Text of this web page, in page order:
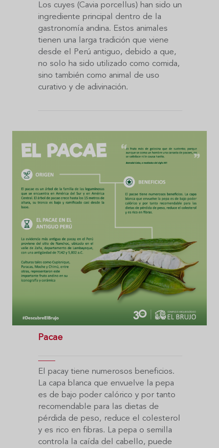
Los cuyes (Cavia porcellus) han sido un
ingrediente principal dentro de la
gastronomía andina. Estos animales
tienen una larga tradición que viene
desde el Perú antiguo, debido a que,
no solo ha sido utilizado como comida,
sino también como animal de uso
curativo y de adivinación.
Pacae
El pacay tiene numerosos beneficios.
La capa blanca que envuelve la pepa
es de bajo poder calórico y por tanto
recomendable para las dietas de
pérdida de peso, reduce el colesterol
y es rico en fibras. La pepa o semilla
controla la caída del cabello, puede